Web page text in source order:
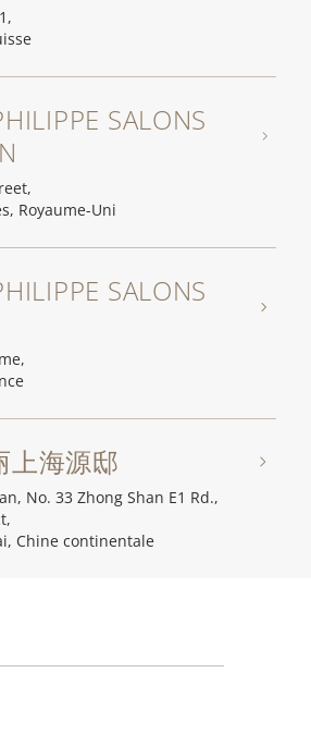
SALONS
Royaume-Uni
SALONS
上海源邸
No. 33 Zhong Shan E1 Rd.,
Chine continentale